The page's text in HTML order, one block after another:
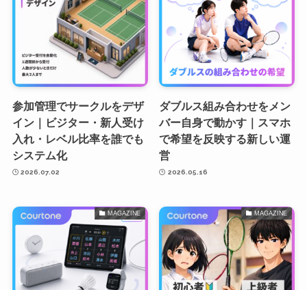
参加管理でサークルをデザ
イン｜ビジター・新人受け
入れ・レベル比率を誰でも
システム化
2026.07.02
ダブルス組み合わせをメン
バー自身で動かす｜スマホ
で希望を反映する新しい運
営
2026.05.16
MAGAZINE MAGAZINE